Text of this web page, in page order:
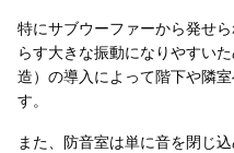
特にサブウーファーから発せ
らす大きな振動になりやすい
造）の導入によって階下や隣
す。
また、防音室は単に音を閉じ